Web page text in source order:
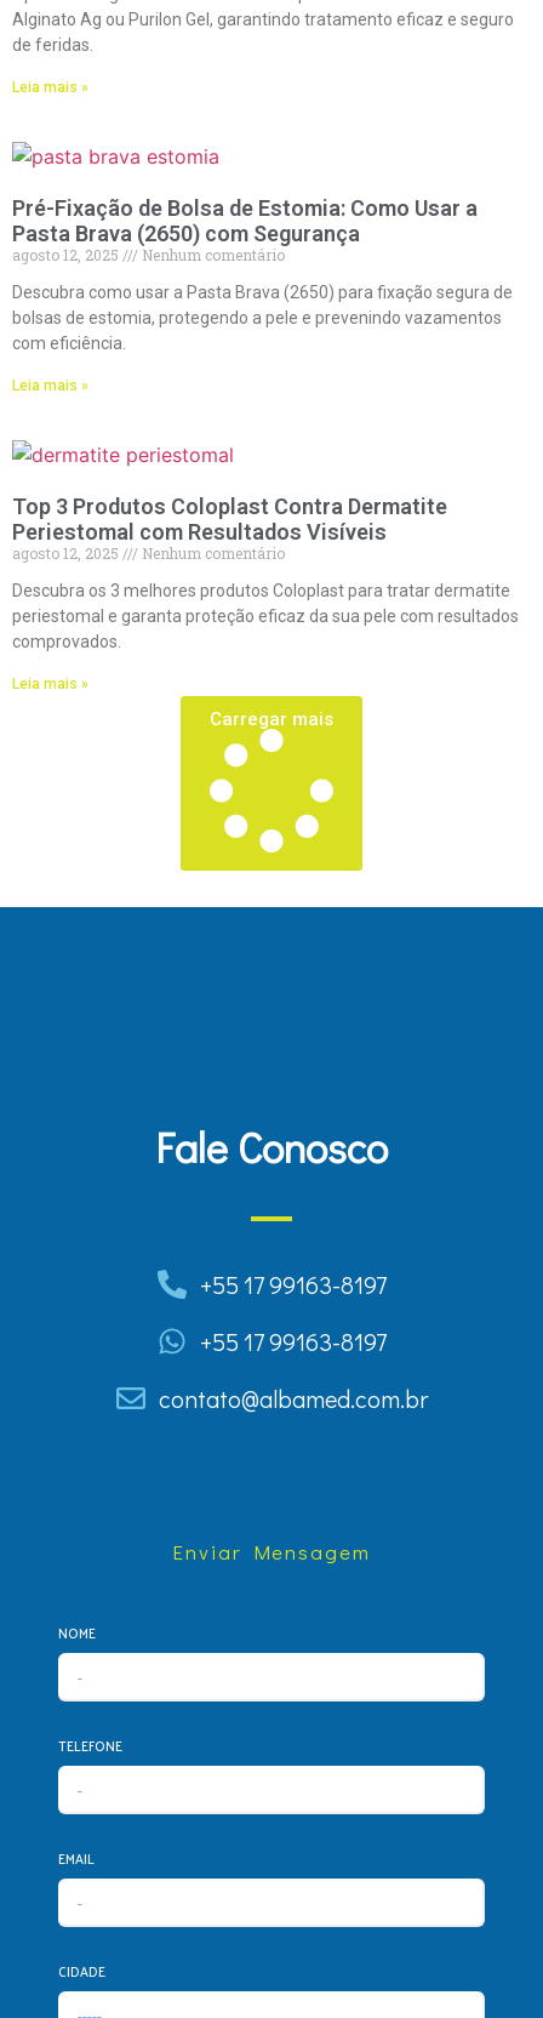
Alginato Ag ou Purilon Gel, garantindo tratamento eficaz e seguro
de feridas.
Leia mais »
Pré-Fixação de Bolsa de Estomia: Como Usar a
Pasta Brava (2650) com Segurança
agosto 12, 2025
Nenhum comentário
Descubra como usar a Pasta Brava (2650) para fixação segura de
bolsas de estomia, protegendo a pele e prevenindo vazamentos
com eficiência.
Leia mais »
Top 3 Produtos Coloplast Contra Dermatite
Periestomal com Resultados Visíveis
agosto 12, 2025
Nenhum comentário
Descubra os 3 melhores produtos Coloplast para tratar dermatite
periestomal e garanta proteção eficaz da sua pele com resultados
comprovados.
Leia mais »
Carregar mais
Fale Conosco
+55 17 99163-8197
+55 17 99163-8197
contato@albamed.com.br
Enviar Mensagem
NOME
TELEFONE
EMAIL
CIDADE